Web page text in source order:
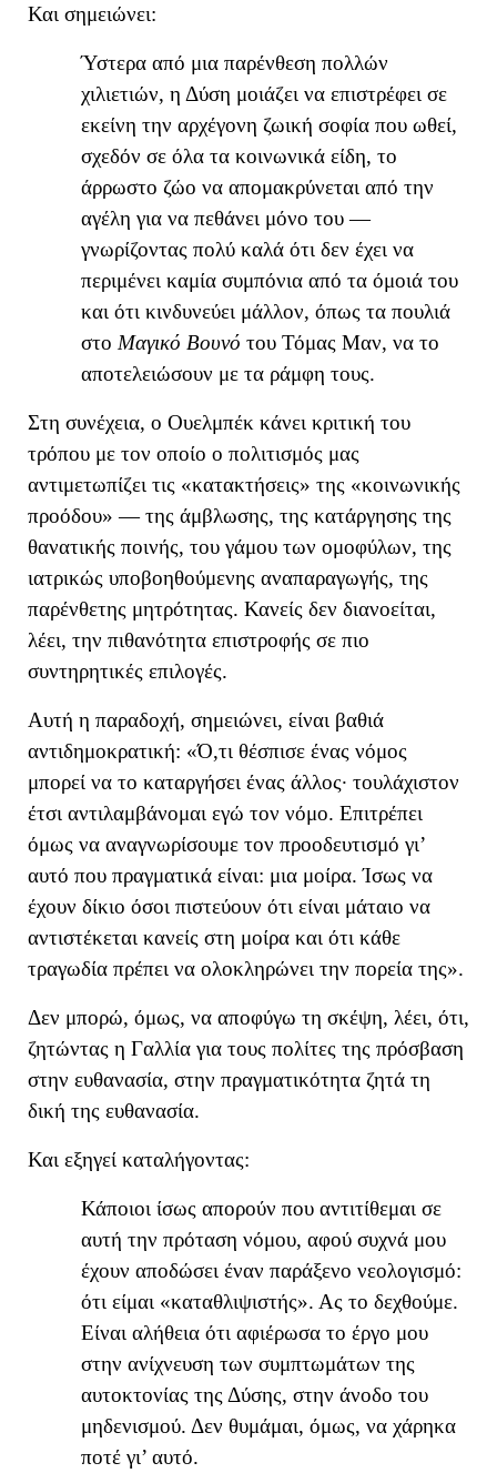
Και σημειώνει:
Ύστερα από μια παρένθεση πολλών
χιλιετιών, η Δύση μοιάζει να επιστρέφει σε
εκείνη την αρχέγονη ζωική σοφία που ωθεί,
σχεδόν σε όλα τα κοινωνικά είδη, το
άρρωστο ζώο να απομακρύνεται από την
αγέλη για να πεθάνει μόνο του —
γνωρίζοντας πολύ καλά ότι δεν έχει να
περιμένει καμία συμπόνια από τα όμοιά του
και ότι κινδυνεύει μάλλον, όπως τα πουλιά
στο Μαγικό Βουνό του Τόμας Μαν, να το
αποτελειώσουν με τα ράμφη τους.
Στη συνέχεια, ο Ουελμπέκ κάνει κριτική του
τρόπου με τον οποίο ο πολιτισμός μας
αντιμετωπίζει τις «κατακτήσεις» της «κοινωνικής
προόδου» —της άμβλωσης, της κατάργησης της
θανατικής ποινής, του γάμου των ομοφύλων, της
ιατρικώς υποβοηθούμενης αναπαραγωγής, της
παρένθετης μητρότητας. Κανείς δεν διανοείται,
λέει, την πιθανότητα επιστροφής σε πιο
συντηρητικές επιλογές.
Αυτή η παραδοχή, σημειώνει, είναι βαθιά
αντιδημοκρατική: «Ό,τι θέσπισε ένας νόμος
μπορεί να το καταργήσει ένας άλλος· τουλάχιστον
έτσι αντιλαμβάνομαι εγώ τον νόμο. Επιτρέπει
όμως να αναγνωρίσουμε τον προοδευτισμό γι’
αυτό που πραγματικά είναι: μια μοίρα. Ίσως να
έχουν δίκιο όσοι πιστεύουν ότι είναι μάταιο να
αντιστέκεται κανείς στη μοίρα και ότι κάθε
τραγωδία πρέπει να ολοκληρώνει την πορεία της».
Δεν μπορώ, όμως, να αποφύγω τη σκέψη, λέει, ότι,
ζητώντας η Γαλλία για τους πολίτες της πρόσβαση
στην ευθανασία, στην πραγματικότητα ζητά τη
δική της ευθανασία.
Και εξηγεί καταλήγοντας:
Κάποιοι ίσως απορούν που αντιτίθεμαι σε
αυτή την πρόταση νόμου, αφού συχνά μου
έχουν αποδώσει έναν παράξενο νεολογισμό:
ότι είμαι «καταθλιψιστής». Ας το δεχθούμε.
Είναι αλήθεια ότι αφιέρωσα το έργο μου
στην ανίχνευση των συμπτωμάτων της
αυτοκτονίας της Δύσης, στην άνοδο του
μηδενισμού. Δεν θυμάμαι, όμως, να χάρηκα
ποτέ γι’ αυτό.